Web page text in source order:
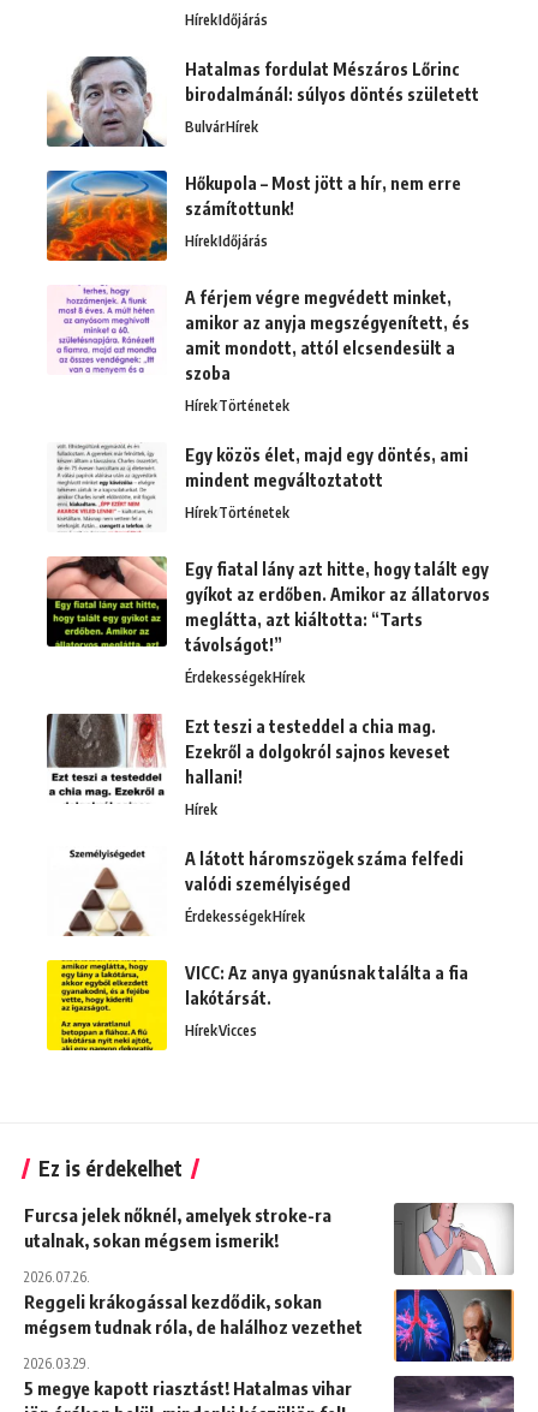
HírekIdőjárás
Hatalmas fordulat Mészáros Lőrinc
birodalmánál: súlyos döntés született
BulvárHírek
Hőkupola – Most jött a hír, nem erre
számítottunk!
HírekIdőjárás
A férjem végre megvédett minket,
amikor az anyja megszégyenített, és
amit mondott, attól elcsendesült a
szoba
HírekTörténetek
Egy közös élet, majd egy döntés, ami
mindent megváltoztatott
HírekTörténetek
Egy fiatal lány azt hitte, hogy talált egy
gyíkot az erdőben. Amikor az állatorvos
meglátta, azt kiáltotta: “Tarts
távolságot!”
ÉrdekességekHírek
Ezt teszi a testeddel a chia mag.
Ezekről a dolgokról sajnos keveset
hallani!
Hírek
A látott háromszögek száma felfedi
valódi személyiséged
ÉrdekességekHírek
VICC: Az anya gyanúsnak találta a fia
lakótársát.
HírekVicces
Ez is érdekelhet
Furcsa jelek nőknél, amelyek stroke-ra
utalnak, sokan mégsem ismerik!
2026.07.26.
Reggeli krákogással kezdődik, sokan
mégsem tudnak róla, de halálhoz vezethet
2026.03.29.
5 megye kapott riasztást! Hatalmas vihar